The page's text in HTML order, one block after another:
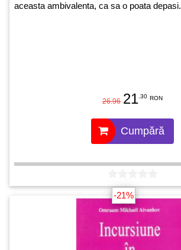
aceasta ambivalenta, ca sa o poata depasi.
26.96 21 .30 RON
Cumpără
-21%